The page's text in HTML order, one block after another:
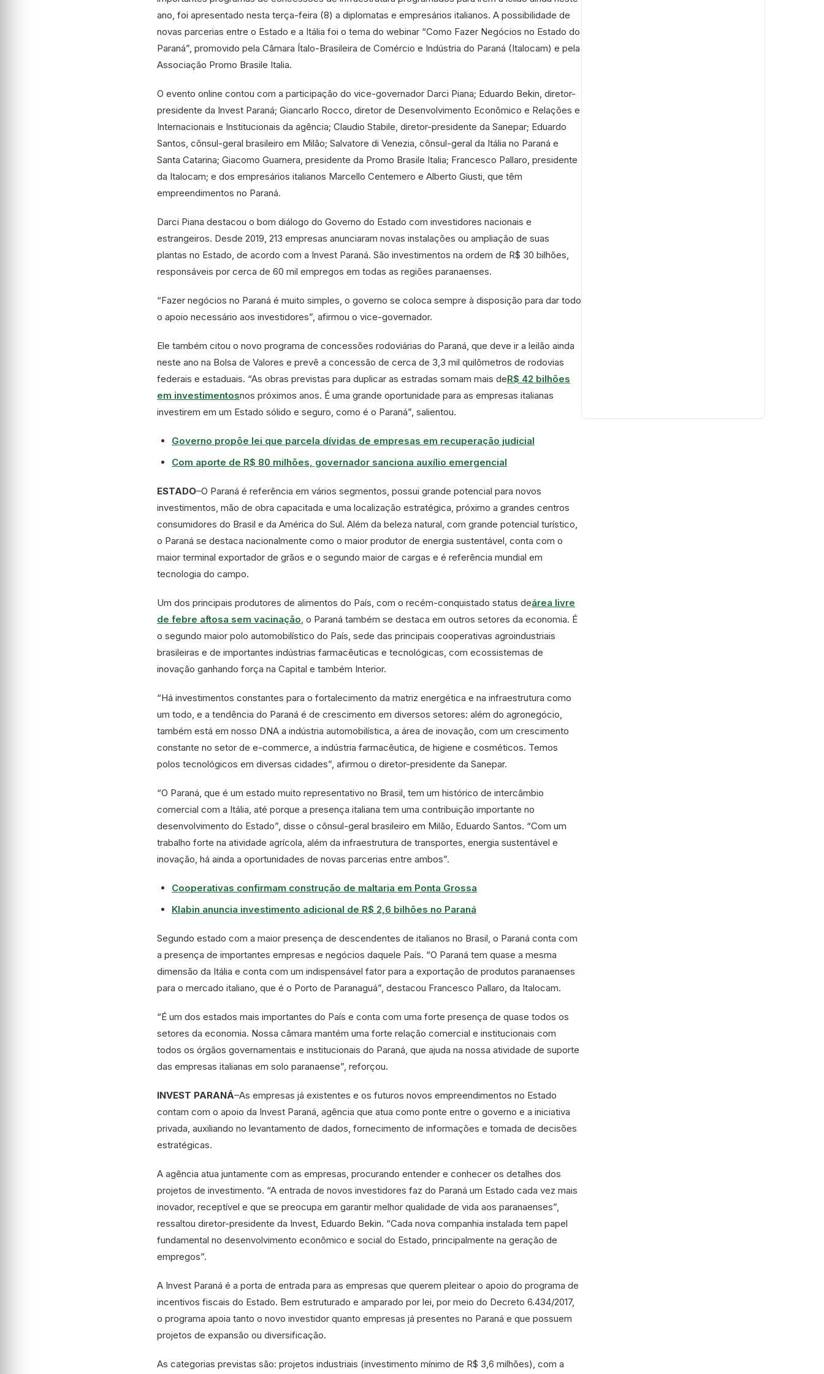
ano, foi apresentado nesta terça-feira (8) a diplomatas e empresários italianos. A possibilidade de
novas parcerias entre o Estado e a Itália foi o tema do webinar “Como Fazer Negócios no Estado do
Paraná”, promovido pela Câmara Ítalo-Brasileira de Comércio e Indústria do Paraná (Italocam) e pela
Associação Promo Brasile Italia.
O evento online contou com a participação do vice-governador Darci Piana; Eduardo Bekin, diretor-
presidente da Invest Paraná; Giancarlo Rocco, diretor de Desenvolvimento Econômico e Relações e
Internacionais e Institucionais da agência; Claudio Stabile, diretor-presidente da Sanepar; Eduardo
Santos, cônsul-geral brasileiro em Milão; Salvatore di Venezia, cônsul-geral da Itália no Paraná e
Santa Catarina; Giacomo Guarnera, presidente da Promo Brasile Italia; Francesco Pallaro, presidente
da Italocam; e dos empresários italianos Marcello Centemero e Alberto Giusti, que têm
empreendimentos no Paraná.
Darci Piana destacou o bom diálogo do Governo do Estado com investidores nacionais e
estrangeiros. Desde 2019, 213 empresas anunciaram novas instalações ou ampliação de suas
plantas no Estado, de acordo com a Invest Paraná. São investimentos na ordem de R$ 30 bilhões,
responsáveis por cerca de 60 mil empregos em todas as regiões paranaenses.
“Fazer negócios no Paraná é muito simples, o governo se coloca sempre à disposição para dar todo
o apoio necessário aos investidores”, afirmou o vice-governador.
Ele também citou o novo programa de concessões rodoviárias do Paraná, que deve ir a leilão ainda
neste ano na Bolsa de Valores e prevê a concessão de cerca de 3,3 mil quilômetros de rodovias
federais e estaduais. “As obras previstas para duplicar as estradas somam mais deR$ 42 bilhões
em investimentosnos próximos anos. É uma grande oportunidade para as empresas italianas
investirem em um Estado sólido e seguro, como é o Paraná”, salientou.
Governo propõe lei que parcela dívidas de empresas em recuperação judicial
Com aporte de R$ 80 milhões, governador sanciona auxílio emergencial
ESTADO–O Paraná é referência em vários segmentos, possui grande potencial para novos
investimentos, mão de obra capacitada e uma localização estratégica, próximo a grandes centros
consumidores do Brasil e da América do Sul. Além da beleza natural, com grande potencial turístico,
o Paraná se destaca nacionalmente como o maior produtor de energia sustentável, conta com o
maior terminal exportador de grãos e o segundo maior de cargas e é referência mundial em
tecnologia do campo.
Um dos principais produtores de alimentos do País, com o recém-conquistado status deárea livre
de febre aftosa sem vacinação, o Paraná também se destaca em outros setores da economia. É
o segundo maior polo automobilístico do País, sede das principais cooperativas agroindustriais
brasileiras e de importantes indústrias farmacêuticas e tecnológicas, com ecossistemas de
inovação ganhando força na Capital e também Interior.
“Há investimentos constantes para o fortalecimento da matriz energética e na infraestrutura como
um todo, e a tendência do Paraná é de crescimento em diversos setores: além do agronegócio,
também está em nosso DNA a indústria automobilística, a área de inovação, com um crescimento
constante no setor de e-commerce, a indústria farmacêutica, de higiene e cosméticos. Temos
polos tecnológicos em diversas cidades”, afirmou o diretor-presidente da Sanepar.
“O Paraná, que é um estado muito representativo no Brasil, tem um histórico de intercâmbio
comercial com a Itália, até porque a presença italiana tem uma contribuição importante no
desenvolvimento do Estado”, disse o cônsul-geral brasileiro em Milão, Eduardo Santos. “Com um
trabalho forte na atividade agrícola, além da infraestrutura de transportes, energia sustentável e
inovação, há ainda a oportunidades de novas parcerias entre ambos”.
Cooperativas confirmam construção de maltaria em Ponta Grossa
Klabin anuncia investimento adicional de R$ 2,6 bilhões no Paraná
Segundo estado com a maior presença de descendentes de italianos no Brasil, o Paraná conta com
a presença de importantes empresas e negócios daquele País. “O Paraná tem quase a mesma
dimensão da Itália e conta com um indispensável fator para a exportação de produtos paranaenses
para o mercado italiano, que é o Porto de Paranaguá”, destacou Francesco Pallaro, da Italocam.
“É um dos estados mais importantes do País e conta com uma forte presença de quase todos os
setores da economia. Nossa câmara mantém uma forte relação comercial e institucionais com
todos os órgãos governamentais e institucionais do Paraná, que ajuda na nossa atividade de suporte
das empresas italianas em solo paranaense”, reforçou.
INVEST PARANÁ–As empresas já existentes e os futuros novos empreendimentos no Estado
contam com o apoio da Invest Paraná, agência que atua como ponte entre o governo e a iniciativa
privada, auxiliando no levantamento de dados, fornecimento de informações e tomada de decisões
estratégicas.
A agência atua juntamente com as empresas, procurando entender e conhecer os detalhes dos
projetos de investimento. “A entrada de novos investidores faz do Paraná um Estado cada vez mais
inovador, receptível e que se preocupa em garantir melhor qualidade de vida aos paranaenses”,
ressaltou diretor-presidente da Invest, Eduardo Bekin. “Cada nova companhia instalada tem papel
fundamental no desenvolvimento econômico e social do Estado, principalmente na geração de
empregos”.
A Invest Paraná é a porta de entrada para as empresas que querem pleitear o apoio do programa de
incentivos fiscais do Estado. Bem estruturado e amparado por lei, por meio do Decreto 6.434/2017,
o programa apoia tanto o novo investidor quanto empresas já presentes no Paraná e que possuem
projetos de expansão ou diversificação.
As categorias previstas são: projetos industriais (investimento mínimo de R$ 3,6 milhões), com a